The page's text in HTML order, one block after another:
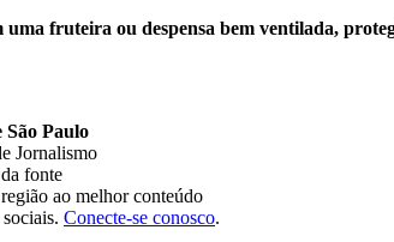
fruteira ou despensa bem ventilada,
São Paulo
Jornalismo
fonte
ao melhor conteúdo
Conecte-se conosco.